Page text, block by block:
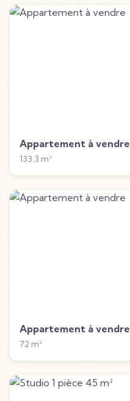
Appartement à vendre
133.3 m²
Appartement à vendre
72 m²